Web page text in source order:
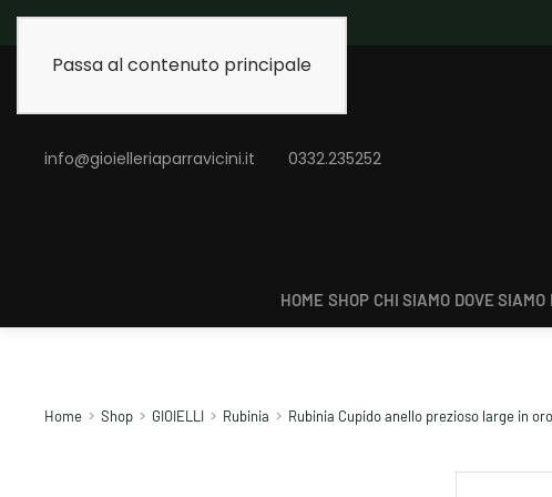
Passa al contenuto principale
Spedizione gratuita da
info@gioielleriaparravicini.it 0332.235252
HOME SHOP CHI SIAMO DOVE SIAMO
Home Shop GIOIELLI Rubinia Rubinia Cupido anello prezioso large in